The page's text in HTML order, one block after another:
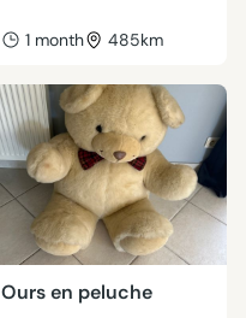
1 month 485km
Ours en peluche